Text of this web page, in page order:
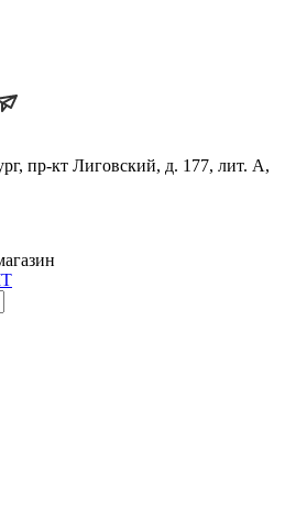
пр-кт Лиговский, д. 177, лит. А,